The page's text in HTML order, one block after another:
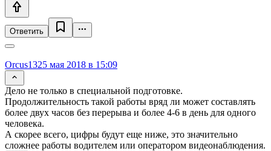
Ответить
Orcus1325 мая 2018 в 15:09
Дело не только в специальной подготовке.
Продолжительность такой работы вряд ли может составлять
более двух часов без перерыва и более 4-6 в день для одного
человека.
А скорее всего, цифры будут еще ниже, это значительно
сложнее работы водителем или оператором видеонаблюдения.